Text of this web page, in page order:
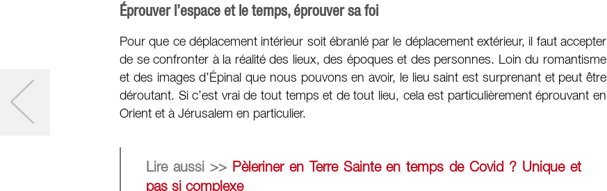
Éprouver l’espace et le temps, éprouver sa foi
Pour que ce déplacement intérieur soit ébranlé par le déplacement extérieur, il faut accepter
de se confronter à la réalité des lieux, des époques et des personnes. Loin du romantisme
et des images d’Épinal que nous pouvons en avoir, le lieu saint est surprenant et peut être
déroutant. Si c’est vrai de tout temps et de tout lieu, cela est particulièrement éprouvant en
Orient et à Jérusalem en particulier.
Lire aussi >>
Pèleriner en Terre Sainte en temps de Covid ? Unique et
pas si complexe